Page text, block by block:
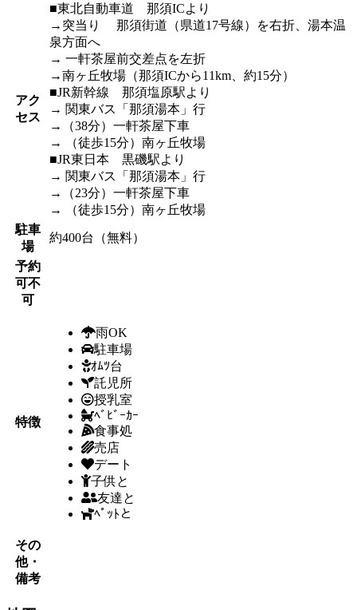
アク
セス
■東北自動車道 那須ICより
→突当り 那須街道（県道17号線）を右折、湯本温
泉方面へ
→ 一軒茶屋前交差点を左折
→南ヶ丘牧場（那須ICから11km、約15分）
■JR新幹線 那須塩原駅より
→ 関東バス「那須湯本」行
→（38分）一軒茶屋下車
→ （徒歩15分）南ヶ丘牧場
■JR東日本 黒磯駅より
→ 関東バス「那須湯本」行
→（23分）一軒茶屋下車
→ （徒歩15分）南ヶ丘牧場
駐車
場
約400台（無料）
予約
可不
可
特徴
雨OK
駐車場
ｵﾑﾂ台
託児所
授乳室
ﾍﾞﾋﾞｰｶｰ
食事処
売店
デート
子供と
友達と
ﾍﾟｯﾄと
その
他・
備考